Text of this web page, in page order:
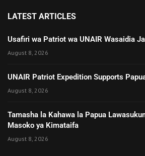
LATEST ARTICLES
Usafiri wa Patriot wa UNAIR Wasaidia
August 8, 2026
UNAIR Patriot Expedition Supports
August 8, 2026
Tamasha la Kahawa la Papua
Masoko ya Kimataifa
August 8, 2026